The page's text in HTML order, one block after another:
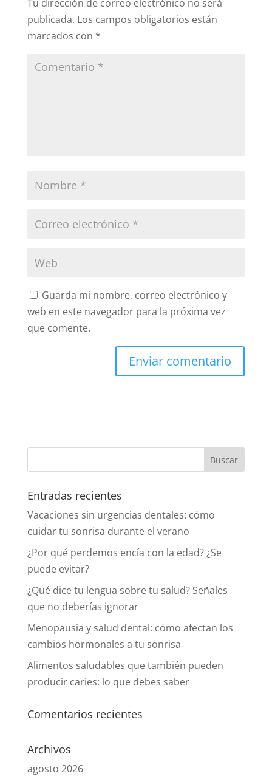
Tu dirección de correo electrónico no será
publicada. Los campos obligatorios están
marcados con *
Guarda mi nombre, correo electrónico y
web en este navegador para la próxima vez
que comente.
Entradas recientes
Vacaciones sin urgencias dentales: cómo
cuidar tu sonrisa durante el verano
¿Por qué perdemos encía con la edad? ¿Se
puede evitar?
¿Qué dice tu lengua sobre tu salud? Señales
que no deberías ignorar
Menopausia y salud dental: cómo afectan los
cambios hormonales a tu sonrisa
Alimentos saludables que también pueden
producir caries: lo que debes saber
Comentarios recientes
Archivos
agosto 2026